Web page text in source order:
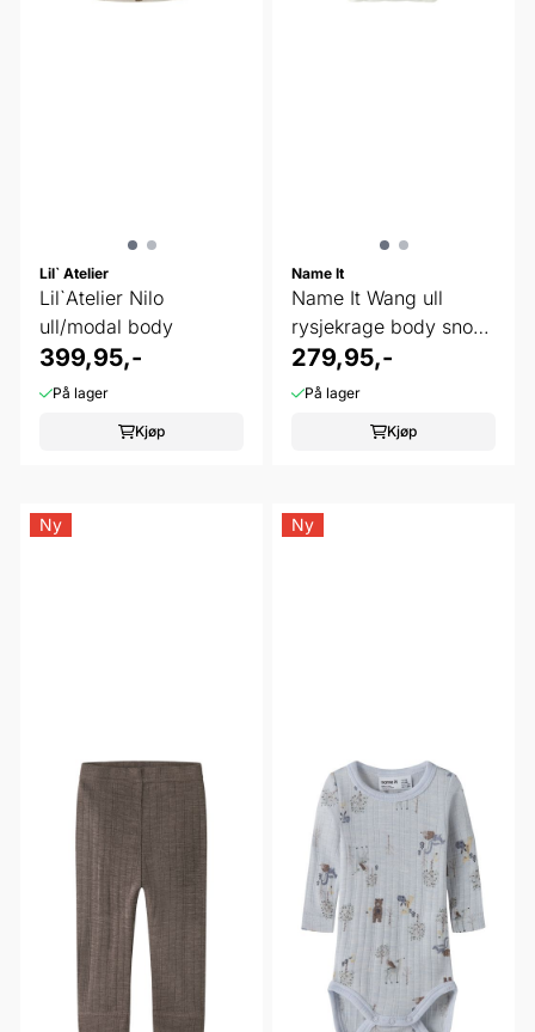
Lil` Atelier
Lil`Atelier Nilo
ull/modal body
399,95,-
På lager
Kjøp
Name It
Name It Wang ull
rysjekrage body snow
white
279,95,-
På lager
Kjøp
Ny Ny